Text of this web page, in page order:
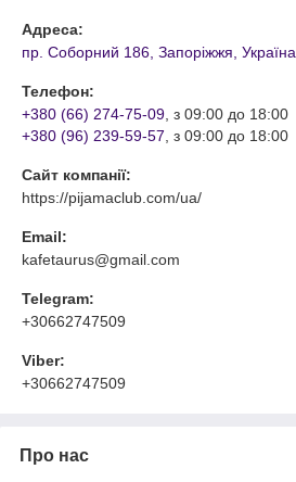
Адреса:
пр. Соборний 186, Запоріжжя, Україна
Телефон:
+380 (66) 274-75-09 , з 09:00 до 18:00
+380 (96) 239-59-57 , з 09:00 до 18:00
Сайт компанії:
https://pijamaclub.com/ua/
Email:
kafetaurus@gmail.com
Telegram:
+30662747509
Viber:
+30662747509
Про нас